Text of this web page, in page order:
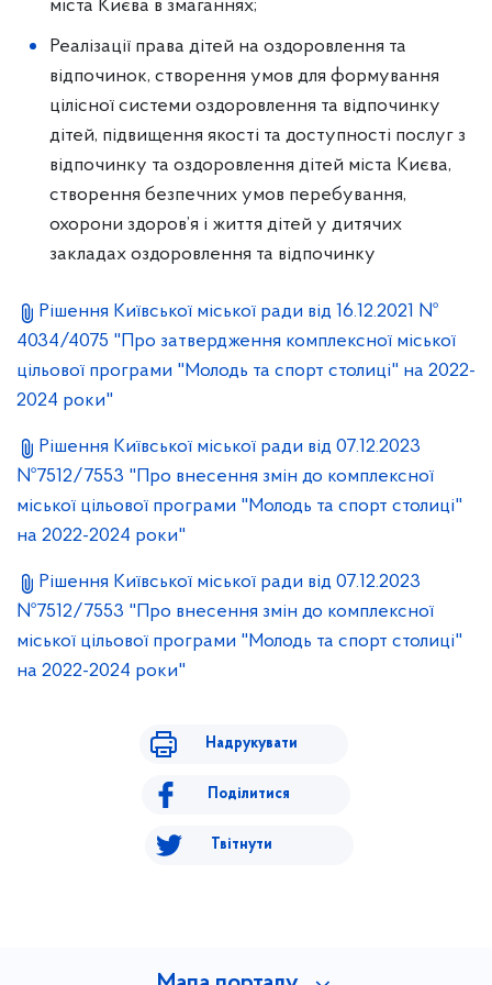
міста Києва в змаганнях;
Реалізації права дітей на оздоровлення та
відпочинок, створення умов для формування
цілісної системи оздоровлення та відпочинку
дітей, підвищення якості та доступності послуг з
відпочинку та оздоровлення дітей міста Києва,
створення безпечних умов перебування,
охорони здоров’я і життя дітей у дитячих
закладах оздоровлення та відпочинку
Рішення Київської міської ради від 16.12.2021 №
4034/4075 "Про затвердження комплексної міської
цільової програми "Молодь та спорт столиці" на 2022-
2024 роки"
Рішення Київської міської ради від 07.12.2023
№7512/7553 "Про внесення змін до комплексної
міської цільової програми "Молодь та спорт столиці"
на 2022-2024 роки"
Рішення Київської міської ради від 07.12.2023
№7512/7553 "Про внесення змін до комплексної
міської цільової програми "Молодь та спорт столиці"
на 2022-2024 роки"
Надрукувати
Поділитися
Твітнути